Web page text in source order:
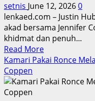
Bahas
Isu
Ruben
Onsu
setnis June 12, 20260
lenkaed.com – Justin
akad bersama Jennifer
khidmat dan penuh...
Read MoreRead
more
Justin
Kamari Pakai Ronce
Coppen